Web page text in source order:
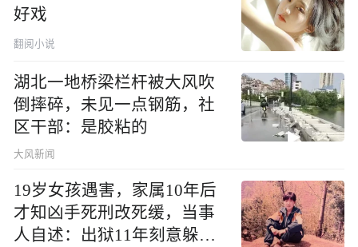
好戏
翻阅小说
湖北一地桥梁栏杆被大风吹
倒摔碎，未见一点钢筋，社
区干部：是胶粘的
大风新闻
19岁女孩遇害，家属10年后
才知凶手死刑改死缓，当事
人自述：出狱11年刻意躲着